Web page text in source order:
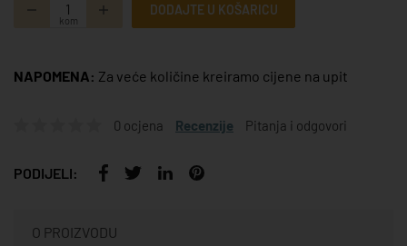
kom
DODAJTE U KOŠARICU
NAPOMENA: Za veće količine kreiramo cijene na upit
0 ocjena Recenzije Pitanja i odgovori
PODIJELI:
O PROIZVODU